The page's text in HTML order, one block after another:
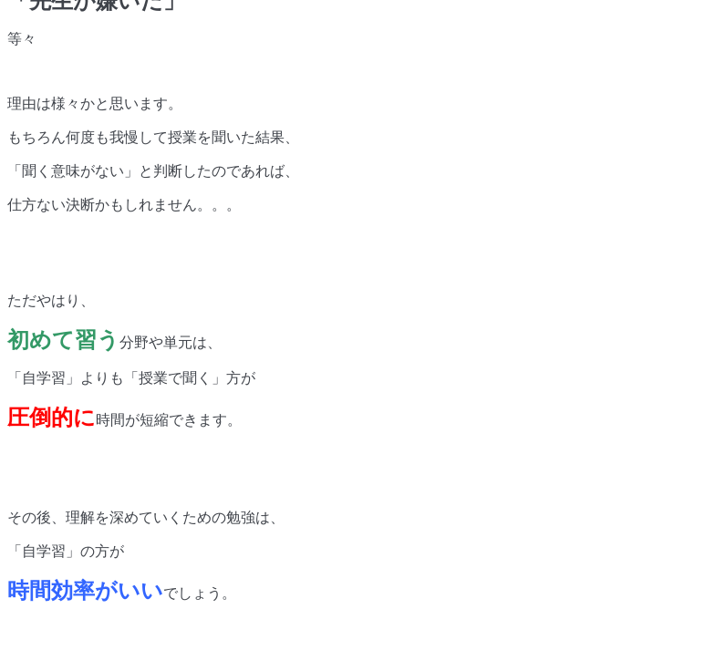
等々
理由は様々かと思います。
もちろん何度も我慢して授業を聞いた結果、
「聞く意味がない」と判断したのであれば、
仕方ない決断かもしれません。。。
ただやはり、
初めて習う 分野や単元は、
「自学習」よりも「授業で聞く」方が
圧倒的に時間が短縮できます。
その後、理解を深めていくための勉強は、
「自学習」の方が
時間効率がいいでしょう。